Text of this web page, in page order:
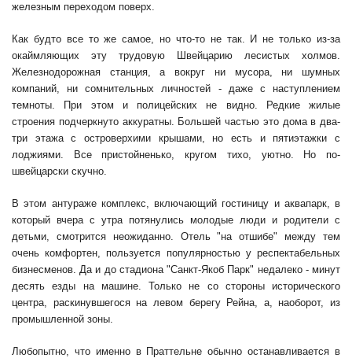
железным переходом поверх.
Как будто все то же самое, но что-то не так. И не только из-за
окаймляющих эту трудовую Швейцарию лесистых холмов.
Железнодорожная станция, а вокруг ни мусора, ни шумных
компаний, ни сомнительных личностей - даже с наступлением
темноты. При этом и полицейских не видно. Редкие жилые
строения подчеркнуто аккуратны. Большей частью это дома в два-
три этажа с островерхими крышами, но есть и пятиэтажки с
лоджиями. Все пристойненько, кругом тихо, уютно. Но по-
швейцарски скучно.
В этом антураже комплекс, включающий гостиницу и аквапарк, в
который вчера с утра потянулись молодые люди и родители с
детьми, смотрится неожиданно. Отель "на отшибе" между тем
очень комфортен, пользуется популярностью у респектабельных
бизнесменов. Да и до стадиона "Санкт-Якоб Парк" недалеко - минут
десять езды на машине. Только не со стороны исторического
центра, раскинувшегося на левом берегу Рейна, а, наоборот, из
промышленной зоны.
Любопытно, что именно в Праттельне обычно останавливается в